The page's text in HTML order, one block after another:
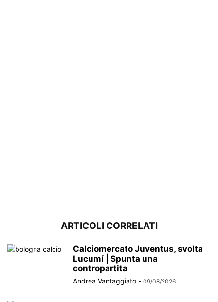
ARTICOLI CORRELATI
Calciomercato Juventus, svolta
Lucumí | Spunta una
contropartita
Andrea Vantaggiato - 09/08/2026